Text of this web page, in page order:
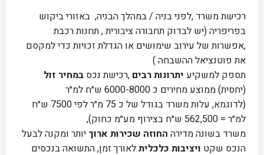
רכישת משרד ,לפני בניה / במהלך הבניה, באזורי ביקוש
בפריפריה (יש לבדוק תחבורה ציבורית , תחנות רכבת
,אפשרות של עירוב שימושים או הגדלת זכויות כדי למקסם
את פוטנציאל ההשבחה )
תספק למשקיע יתרונות רבים ,רכישת נכסבמחיר זול
(יחסית) ממוצע מחירים כ 6000-8000 ש״ח למ״ר
(לדוגמא, עלות משרד בגודל של כ 75 מ״ר לפי 7500 ש״ח
למ״ר = 562,500 ש״ח בצירוף מע״מ כחוק),
משרד בשונה מדירה החוזה שכירות ארוך יותר ומקנה לבעל
הנכס שקט ויציבות כלכליתלאורך זמן, התשואה בנכסים